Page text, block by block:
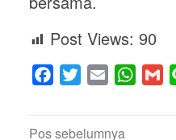
Post Views: 90
Facebook
Twitter Email
Pos sebelumnya